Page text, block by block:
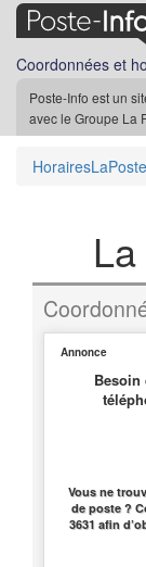
Coordonnées et
Poste-Info est un
avec le Groupe La
HorairesLaPoste
Annonce
Besoin
Vous ne
de poste ?
3631 afin